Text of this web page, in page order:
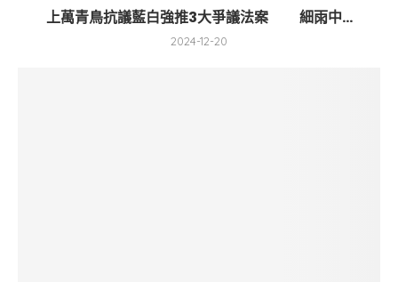
上萬青鳥抗議藍白強推3大爭議法案 細雨中...
2024-12-20